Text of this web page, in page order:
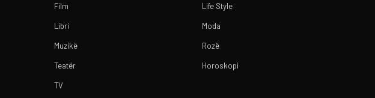
Film
Libri
Muzikë
Teatër
TV
Life Style
Moda
Rozë
Horoskopi